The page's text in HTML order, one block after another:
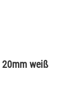
weiß